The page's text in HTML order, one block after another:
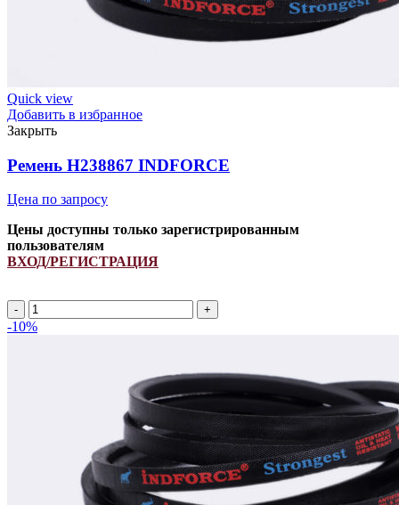
Quick view
Добавить в избранное
Закрыть
Ремень H238867 INDFORCE
Цена по запросу
Цены доступны только зарегистрированным
пользователям
ВХОД/РЕГИСТРАЦИЯ
Ремень
H238867
-10%